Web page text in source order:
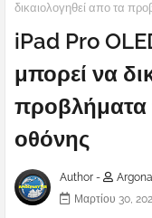
δικαιολογηθεί απο τα
iPad Pro
μπορεί να
οθόνης
Author -
Μαρτίου 30,